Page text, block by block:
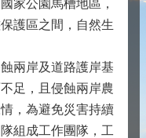
公園馬槽地區，
護區之間，自然生
兩岸及道路護岸基
足，且侵蝕兩岸農
，為避免災害持續
組成工作團隊，工